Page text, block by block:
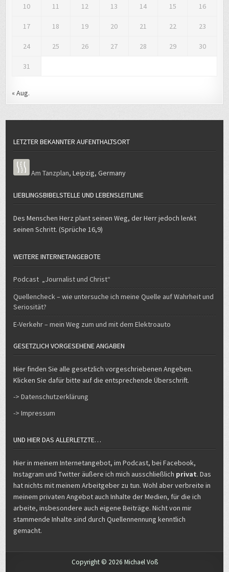
10 11 12 13 14 15 16
17 18 19 20 21 22 23
24 25 26 27 28 29 30
31
« Aug.
LETZTER BEKANNTER AUFENTHALTSORT
Am Tanzplan,Leipzig,Germany
LIEBLINGSBIBELSTELLE UND LEBENSLEITLINIE
Des Menschen Herz plant seinen Weg, der Herr jedoch lenkt
seinen Schritt. (Sprüche 16,9)
WEITERE INTERNETANGEBOTE
Podcast „Journalist und Christ“
Quellencheck – wie untersuche ich meine Quelle auf Wahrheit und
Seriosität?
E-Verkehr – mein Weg zum und mit dem Elektroauto
GESETZLICH VORGESEHENE ANGABEN
Hier finden Sie alle gesetzlich vorgeschriebenen Angeben.
Klicken Sie dafür bitte auf die entsprechende Überschrift.
-> Datenschutzerklärung
-> Impressum
UND HIER DAS ALLERLETZTE…
Hier in meinem Internetangebot, im Podcast, bei Facebook,
Instagram und Twitter äußere ich mich ausschließlich privat. Das
hat nichts mit meinem Arbeitgeber zu tun. Wohl aber verbreite in
meinem privaten Angebot auch Inhalte der Medien, für die ich
arbeite, insbesondere auch eigene Beiträge. Nicht von mir
stammende Inhalte sind durch Quellennennung kenntlich
gemacht.
Copyright © 2026 Michael Voß